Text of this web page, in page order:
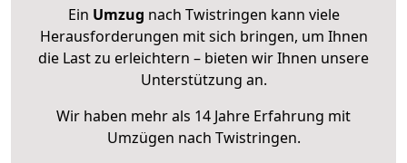
Ein Umzug nach Twistringen kann viele
Herausforderungen mit sich bringen, um Ihnen
die Last zu erleichtern – bieten wir Ihnen unsere
Unterstützung an.
Wir haben mehr als 14 Jahre Erfahrung mit
Umzügen nach Twistringen.